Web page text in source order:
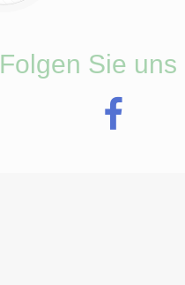
Folgen Sie uns